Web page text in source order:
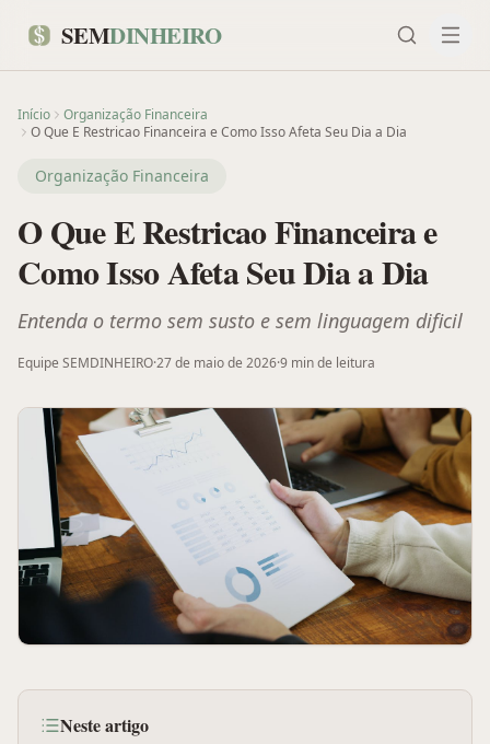
SEMDINHEIRO
Início
Organização Financeira
O Que E Restricao Financeira e Como Isso Afeta Seu Dia a Dia
Organização Financeira
O Que E Restricao Financeira e
Como Isso Afeta Seu Dia a Dia
Entenda o termo sem susto e sem linguagem dificil
Equipe SEMDINHEIRO·27 de maio de 2026·9 minde leitura
Neste artigo